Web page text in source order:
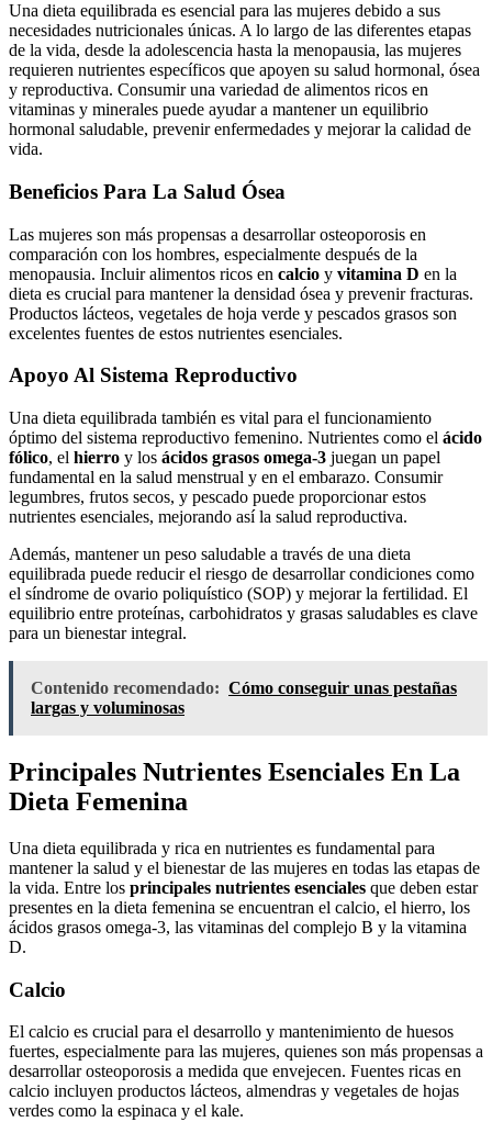
Una dieta equilibrada es esencial para las mujeres debido a sus
necesidades nutricionales únicas. A lo largo de las diferentes etapas
de la vida, desde la adolescencia hasta la menopausia, las mujeres
requieren nutrientes específicos que apoyen su salud hormonal, ósea
y reproductiva. Consumir una variedad de alimentos ricos en
vitaminas y minerales puede ayudar a mantener un equilibrio
hormonal saludable, prevenir enfermedades y mejorar la calidad de
vida.
Beneficios Para La Salud Ósea
Las mujeres son más propensas a desarrollar osteoporosis en
comparación con los hombres, especialmente después de la
menopausia. Incluir alimentos ricos en calcio y vitamina D en la
dieta es crucial para mantener la densidad ósea y prevenir fracturas.
Productos lácteos, vegetales de hoja verde y pescados grasos son
excelentes fuentes de estos nutrientes esenciales.
Apoyo Al Sistema Reproductivo
Una dieta equilibrada también es vital para el funcionamiento
óptimo del sistema reproductivo femenino. Nutrientes como el ácido
fólico, el hierro y los ácidos grasos omega-3 juegan un papel
fundamental en la salud menstrual y en el embarazo. Consumir
legumbres, frutos secos, y pescado puede proporcionar estos
nutrientes esenciales, mejorando así la salud reproductiva.
Además, mantener un peso saludable a través de una dieta
equilibrada puede reducir el riesgo de desarrollar condiciones como
el síndrome de ovario poliquístico (SOP) y mejorar la fertilidad. El
equilibrio entre proteínas, carbohidratos y grasas saludables es clave
para un bienestar integral.
Contenido recomendado: Cómo conseguir unas pestañas
largas y voluminosas
Principales Nutrientes Esenciales En La
Dieta Femenina
Una dieta equilibrada y rica en nutrientes es fundamental para
mantener la salud y el bienestar de las mujeres en todas las etapas de
la vida. Entre los principales nutrientes esenciales que deben estar
presentes en la dieta femenina se encuentran el calcio, el hierro, los
ácidos grasos omega-3, las vitaminas del complejo B y la vitamina
D.
Calcio
El calcio es crucial para el desarrollo y mantenimiento de huesos
fuertes, especialmente para las mujeres, quienes son más propensas a
desarrollar osteoporosis a medida que envejecen. Fuentes ricas en
calcio incluyen productos lácteos, almendras y vegetales de hojas
verdes como la espinaca y el kale.